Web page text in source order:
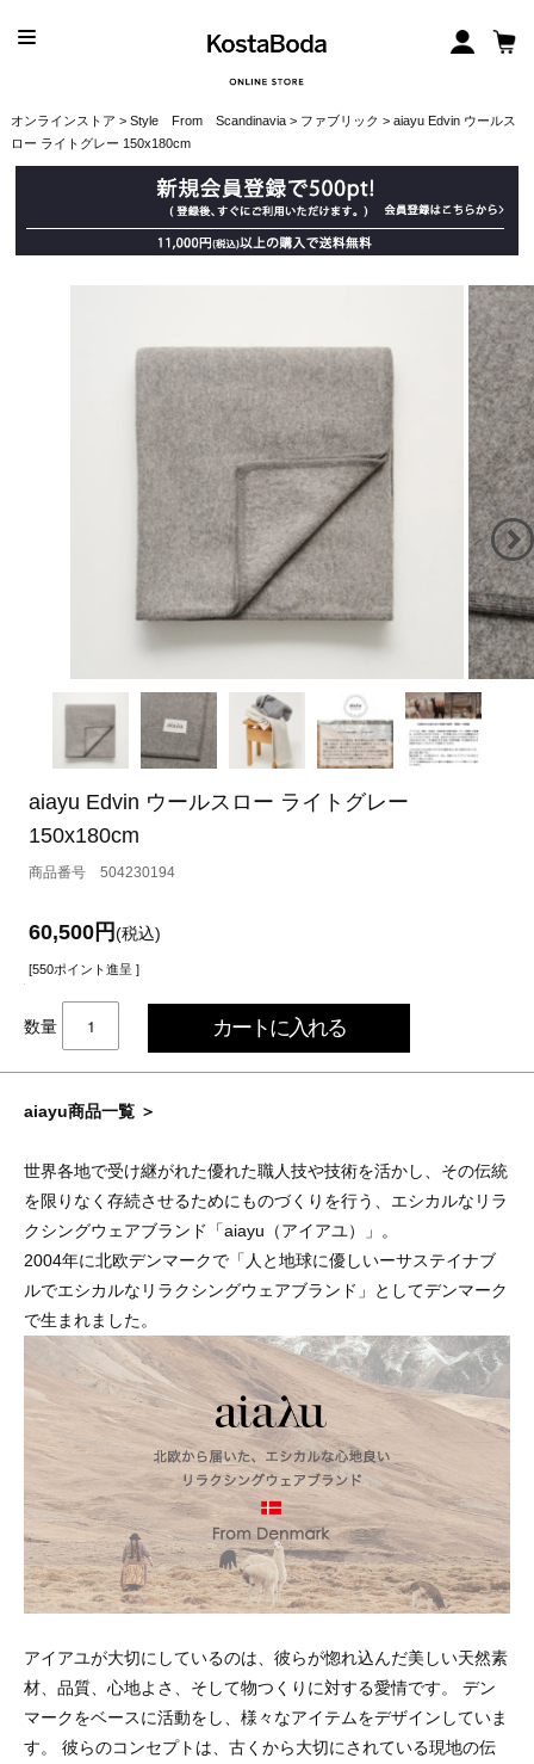
オンラインストア > Style From Scandinavia> ファブリック > aiayu Edvin ウールス
ロー ライトグレー 150x180cm
aiayu Edvin ウールスロー ライトグレー
150x180cm
504230194
60,500円(税込)
[550ポイント進呈 ]
数量
aiayu商品一覧 ＞
世界各地で受け継がれた優れた職人技や技術を活かし、その伝統
を限りなく存続させるためにものづくりを行う、エシカルなリラ
クシングウェアブランド「aiayu（アイアユ）」。
2004年に北欧デンマークで「人と地球に優しいーサステイナブ
ルでエシカルなリラクシングウェアブランド」としてデンマーク
で生まれました。
アイアユが大切にしているのは、彼らが惚れ込んだ美しい天然素
材、品質、心地よさ、そして物つくりに対する愛情です。 デン
マークをベースに活動をし、様々なアイテムをデザインしていま
す。 彼らのコンセプトは、古くから大切にされている現地の伝